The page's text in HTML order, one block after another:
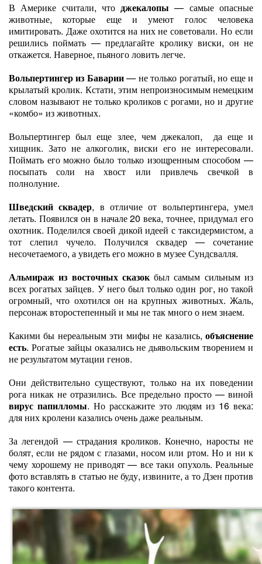
В Америке считали, чтоджекалопы — самые опасные
животные, которые еще и умеют голос человека
имитировать. Даже охотится на них не советовали. Но если
решились поймать — предлагайте кролику виски, он не
откажется. Наверное, пьяного ловить легче.
Вольпертингер из Баварии— не только рогатый, но еще и
крылатый кролик. Кстати, этим непроизносимым немецким
словом называют не только кроликов с рогами, но и другие
«комбо» из животных.
Вольпертингер был еще злее, чем джекалоп, да еще и
хищник. Зато не алкоголик, виски его не интересовали.
Поймать его можно было только изощренным способом —
посыпать соли на хвост или привлечь свечкой в
полнолуние.
Шведский сквадер, в отличие от вольпертингера, умел
летать. Появился он в начале 20 века, точнее, придумал его
охотник. Поделился своей дикой идеей с таксидермистом, а
тот слепил чучело. Получился сквадер — сочетание
несочетаемого, а увидеть его можно в музее Сундсвалля.
Альмираж из восточных сказокбыл самым сильным из
всех рогатых зайцев. У него был только один рог, но такой
огромный, что охотился он на крупных животных. Жаль,
персонаж второстепенный и мы не так много о нем знаем.
Какими бы нереальным эти мифы не казались, объяснение
есть. Рогатые зайцы оказались не дьявольским творением и
не результатом мутации генов.
Они действительно существуют, только на их поведении
рога никак не отразились. Все предельно просто — виной
вирус папилломы. Но расскажите это людям из 16 века:
для них кролени казались очень даже реальным.
За легендой — страдания кроликов. Конечно, наросты не
болят, если не рядом с глазами, носом или ртом. Но и ни к
чему хорошему не приводят — все таки опухоль. Реальные
фото вставлять в статью не буду, извините, а то Дзен против
такого контента.